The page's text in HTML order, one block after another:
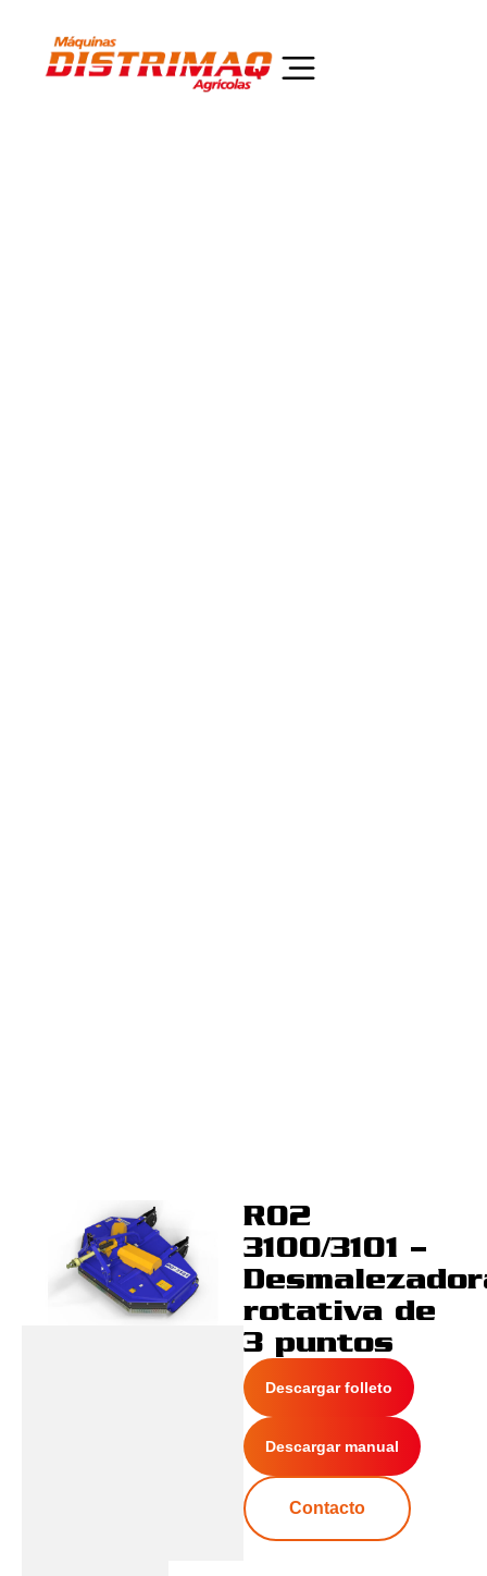
RO2
3100/3101 –
rotativa de
3 puntos
Descargar folleto
Descargar manual
Contacto